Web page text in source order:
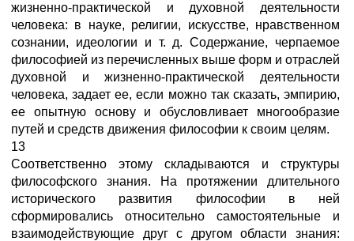
жизненно-практической и духовной деятельности
человека: в науке, религии, искусстве, нравственном
сознании, идеологии и т. д. Содержание, черпаемое
философией из перечисленных выше форм и отраслей
духовной и жизненно-практической деятельности
человека, задает ее, если можно так сказать, эмпирию,
ее опытную основу и обусловливает многообразие
путей и средств движения философии к своим целям.
13
Соответственно этому складываются и структуры
философского знания. На протяжении длительного
исторического развития философии в ней
сформировались относительно самостоятельные и
взаимодействующие друг с другом области знания: